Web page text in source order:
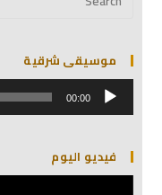
موسيقى شرقية
مشغل
الصوت 00:00
فيديو اليوم
مشغل